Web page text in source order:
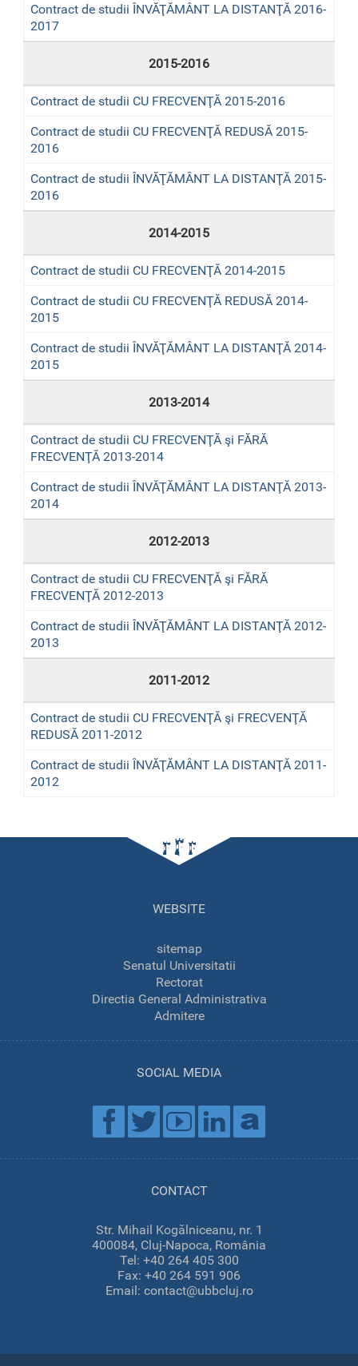
Contract de studii ÎNVĂŢĂMÂNT LA DISTANŢĂ 2016-
2017
2015-2016
Contract de studii CU FRECVENŢĂ 2015-2016
Contract de studii CU FRECVENŢĂ REDUSĂ 2015-
2016
Contract de studii ÎNVĂŢĂMÂNT LA DISTANŢĂ 2015-
2016
2014-2015
Contract de studii CU FRECVENŢĂ 2014-2015
Contract de studii CU FRECVENŢĂ REDUSĂ 2014-
2015
Contract de studii ÎNVĂŢĂMÂNT LA DISTANŢĂ 2014-
2015
2013-2014
Contract de studii CU FRECVENŢĂ şi FĂRĂ
FRECVENŢĂ 2013-2014
Contract de studii ÎNVĂŢĂMÂNT LA DISTANŢĂ 2013-
2014
2012-2013
Contract de studii CU FRECVENŢĂ şi FĂRĂ
FRECVENŢĂ 2012-2013
Contract de studii ÎNVĂŢĂMÂNT LA DISTANŢĂ 2012-
2013
2011-2012
Contract de studii CU FRECVENŢĂ şi FRECVENŢĂ
REDUSĂ 2011-2012
Contract de studii ÎNVĂŢĂMÂNT LA DISTANŢĂ 2011-
2012
WEBSITE
sitemap
Senatul Universitatii
Rectorat
Directia General Administrativa
Admitere
SOCIAL MEDIA
CONTACT
Str. Mihail Kogălniceanu, nr. 1
400084, Cluj-Napoca, România
Tel: +40 264 405 300
Fax: +40 264 591 906
Email: contact@ubbcluj.ro